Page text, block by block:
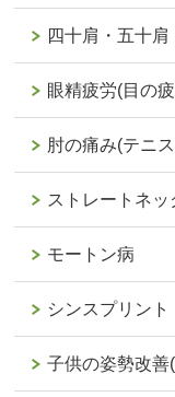
四十肩・五十肩
眼精疲労(目の
肘の痛み(テニ
ストレートネッ
モートン病
シンスプリント
子供の姿勢改善